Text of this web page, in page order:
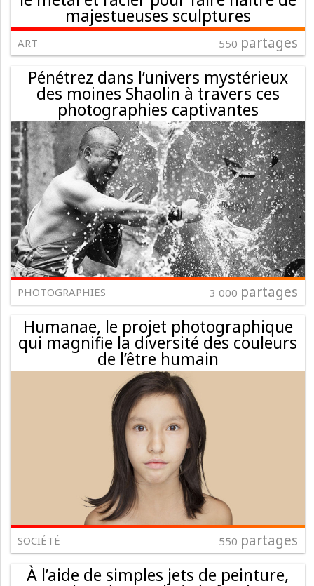
majestueuses sculptures
ART 550 partages
Pénétrez dans l’univers mystérieux
des moines Shaolin à travers ces
photographies captivantes
PHOTOGRAPHIES 3 000 partages
Humanae, le projet photographique
qui magnifie la diversité des couleurs
de l’être humain
SOCIÉTÉ 550 partages
À l’aide de simples jets de peinture,